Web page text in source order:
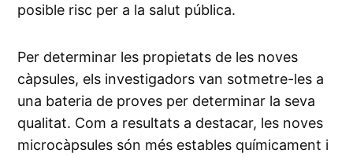
posible risc per a la salut pública.
Per determinar les propietats de les noves
càpsules, els investigadors van sotmetre-les a
una bateria de proves per determinar la seva
qualitat. Com a resultats a destacar, les noves
microcàpsules són més estables químicament i